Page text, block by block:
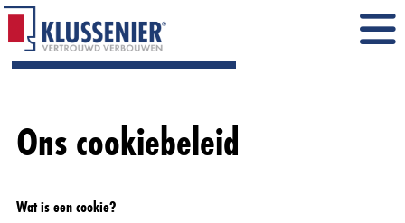
Ons cookiebeleid
Wat is een cookie?